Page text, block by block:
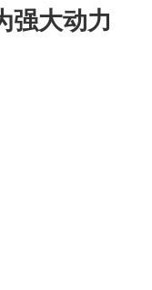
强大动力